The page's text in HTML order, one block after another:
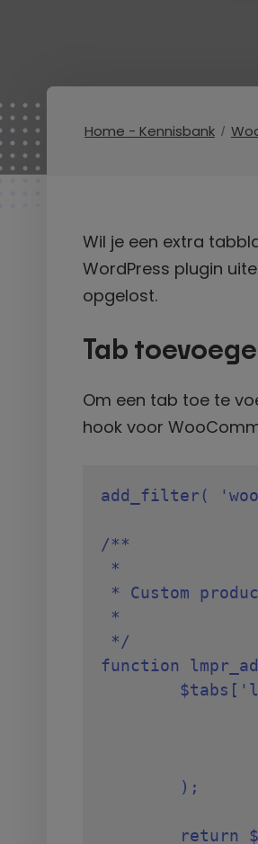
Home - Kennisbank
Wil je een extra
WordPress plugin
opgelost.
Tab
Om een tab toe te
hook voor
add_filter(
/**
*
* Custom
*
*/
function